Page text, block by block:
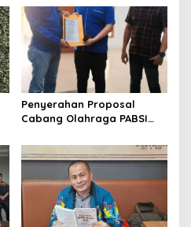
Mendedikasikan Diri untuk
Masyarakat Desa Pulau
Deras
Penyerahan Proposal
Cabang Olahraga PABSI
KONI Kota Pekanbaru.